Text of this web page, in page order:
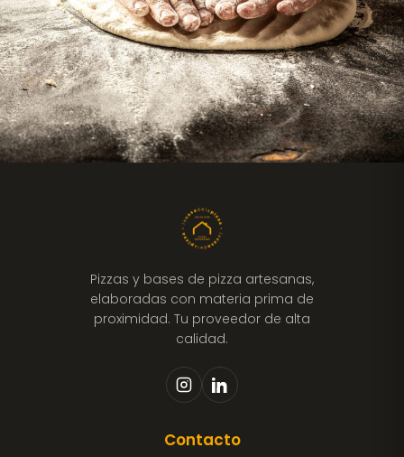
Pizzas y bases de pizza artesanas,
elaboradas con materia prima de
proximidad. Tu proveedor de alta
calidad.
Contacto